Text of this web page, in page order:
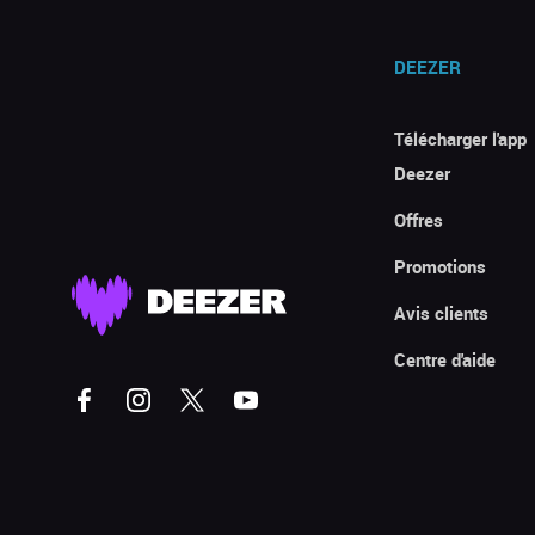
DEEZER
Télécharger l'app
Deezer
Offres
Promotions
Avis clients
Centre d'aide